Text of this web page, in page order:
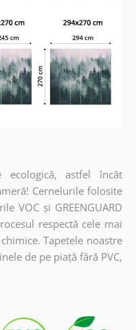
ecologică, astfel încât
Cernelurile folosite
VOC și GREENGUARD
respectă cele mai
Tapetele noastre
de pe piață fără PVC,